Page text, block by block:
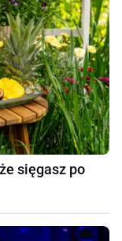
sięgasz po